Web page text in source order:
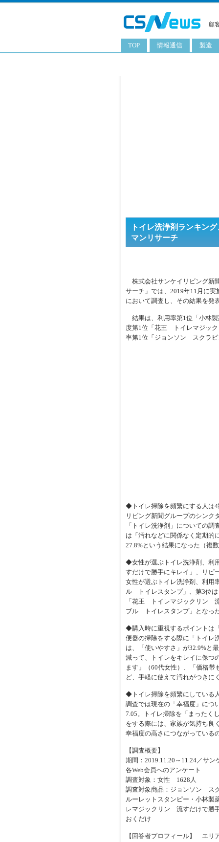
顧
TOP 情報通信 製造
トイレ洗浄剤ランキン
マンリサーチ
株式会社サンケイリビング新
サーチ」では、2019年11月に
において調査し、その結果を発
結果は、利用率第1位「小林
度第1位「花王 トイレマジッ
率第1位「ジョンソン スクラ
◆トイレ掃除を頻繁にする人は
リビング新聞グループのシンク
「トイレ洗浄剤」についての
は「汚れなどに関係なく定期的
27.8%という結果になった（複
◆女性が選ぶトイレ洗浄剤、利
すだけで勝手にキレイ」、リ
女性が選ぶトイレ洗浄剤、利用
ル トイレスタンプ」、第3位
「花王 トイレマジックリン
ブル トイレスタンプ」となっ
◆購入時に重視するポイントは
便器の掃除をする際に「トイレ
は、「使いやすさ」が32.9%と
減って、トイレをキレイに保つ
ます」（60代女性）、「価格帯
ど、手軽に使えて汚れがつきに
◆トイレ掃除を頻繁にしている
調査では現在の「幸福度」につ
7.05。トイレ掃除を「まったく
をする際には、家族が気持ち良
幸福度の高さにつながっている
【調査概要】
期間：2019.11.20～11.24／サ
各Web会員へのアンケート
調査対象：女性 1628人
調査対象商品：ジョンソン ス
ルーレットスタンピー・小林
レマジックリン 流すだけで勝
おくだけ
【回答者プロフィール】 エリ